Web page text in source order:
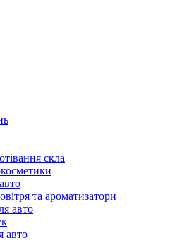
скла
та ароматизатори
авто
авто